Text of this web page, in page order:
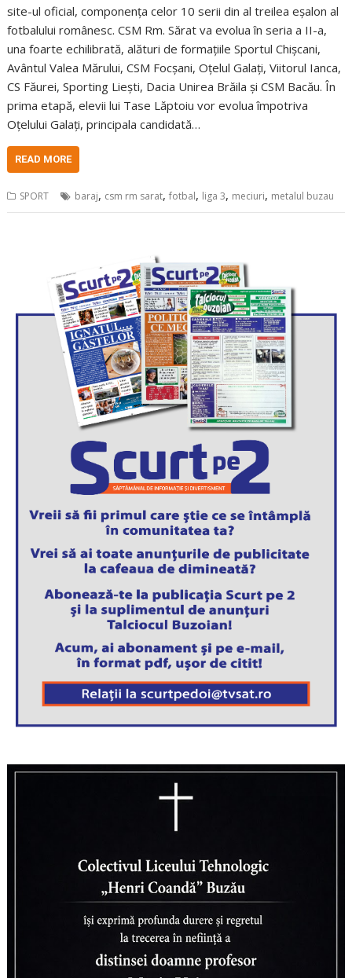
site-ul oficial, componența celor 10 serii din al treilea eșalon al
fotbalului românesc. CSM Rm. Sărat va evolua în seria a II-a,
una foarte echilibrată, alături de formațiile Sportul Chișcani,
Avântul Valea Mărului, CSM Focșani, Oțelul Galați, Viitorul Ianca,
CS Făurei, Sporting Liești, Dacia Unirea Brăila și CSM Bacău. În
prima etapă, elevii lui Tase Lăptoiu vor evolua împotriva
Oțelului Galați, principala candidată…
READ MORE
SPORT baraj, csm rm sarat,fotbal, liga 3, meciuri, metalul buzau